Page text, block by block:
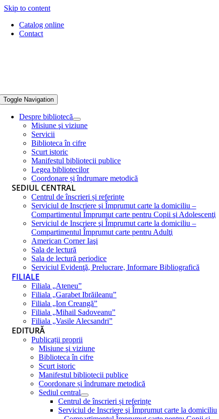
Skip to content
Catalog online
Contact
Toggle Navigation
Despre bibliotecă
Misiune şi viziune
Servicii
Biblioteca în cifre
Scurt istoric
Manifestul bibliotecii publice
Legea bibliotecilor
Coordonare și îndrumare metodică
SEDIUL CENTRAL
Centrul de înscrieri și referințe
Serviciul de Inscriere şi Împrumut carte la domiciliu –
Compartimentul Împrumut carte pentru Copii şi Adolescenţi
Serviciul de Inscriere şi Împrumut carte la domiciliu –
Compartimentul Împrumut carte pentru Adulţi
American Corner Iaşi
Sala de lectură
Sala de lectură periodice
Serviciul Evidenţă, Prelucrare, Informare Bibliografică
FILIALE
Filiala „Ateneu”
Filiala „Garabet Ibrăileanu”
Filiala „Ion Creangă”
Filiala „Mihail Sadoveanu”
Filiala „Vasile Alecsandri”
EDITURĂ
Publicații proprii
Misiune şi viziune
Biblioteca în cifre
Scurt istoric
Manifestul bibliotecii publice
Coordonare și îndrumare metodică
Sediul central
Centrul de înscrieri și referințe
Serviciul de Inscriere şi Împrumut carte la domiciliu